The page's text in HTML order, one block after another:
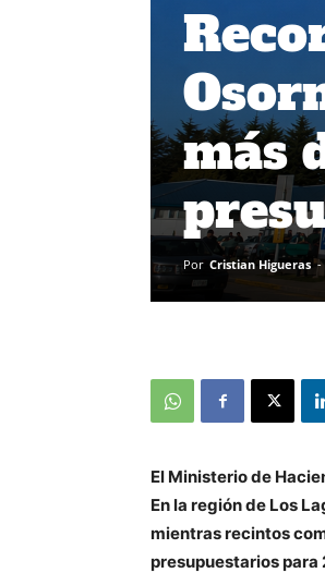
más
Por Cristian Higueras -
El Ministerio de
En la región de Los
mientras recintos
presupuestarios para